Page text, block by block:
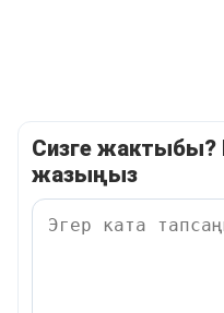
Сизге жактыбы?
жазыңыз